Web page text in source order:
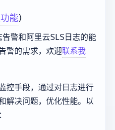
能）
警和阿里云SLS日志的能
警的需求，欢迎联系我
控手段，通过对日志进行
解决问题，优化性能。以